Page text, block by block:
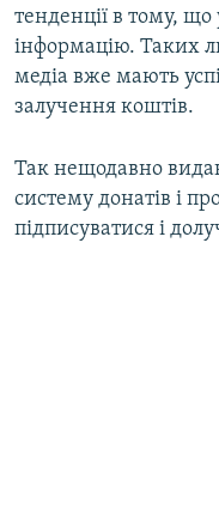
тенденції в тому,
інформацію. Таких
медіа вже мають
залучення коштів.
Так нещодавно
систему донатів і
підписуватися і